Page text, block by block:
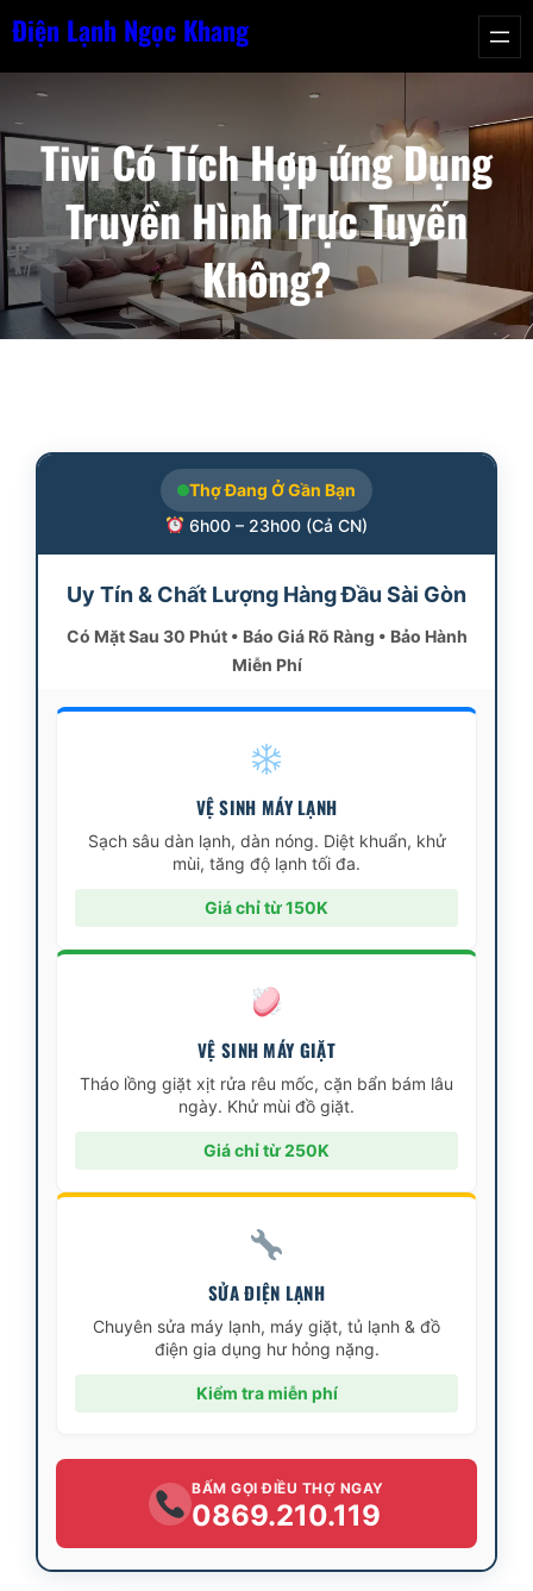
Chuyển
nội
dung
Điện Lạnh Ngọc Khang
Tivi Có Tích Hợp ứng Dụng
Truyền Hình Trực Tuyến
Không?
Thợ Đang Ở Gần Bạn
6h00 – 23h00 (Cả CN)
Uy Tín & Chất Lượng Hàng Đầu Sài Gòn
Có Mặt Sau 30 Phút • Báo Giá Rõ Ràng • Bảo Hành
Miễn Phí
VỆ SINH MÁY LẠNH
Sạch sâu dàn lạnh, dàn nóng. Diệt khuẩn, khử
mùi, tăng độ lạnh tối đa.
Giá chỉ từ 150K
VỆ SINH MÁY GIẶT
Tháo lồng giặt xịt rửa rêu mốc, cặn bẩn bám lâu
ngày. Khử mùi đồ giặt.
Giá chỉ từ 250K
SỬA ĐIỆN LẠNH
Chuyên sửa máy lạnh, máy giặt, tủ lạnh & đồ
điện gia dụng hư hỏng nặng.
Kiểm tra miễn phí
BẤM GỌI ĐIỀU THỢ NGAY
0869.210.119